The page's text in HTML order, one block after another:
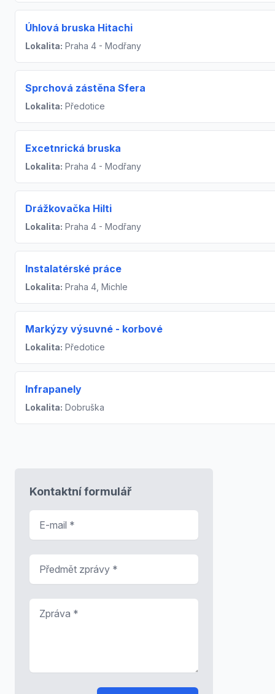
Úhlová bruska Hitachi
Lokalita: Praha 4 - Modřany
Sprchová zástěna Sfera
Lokalita: Předotice
Excetnrická bruska
Lokalita: Praha 4 - Modřany
Drážkovačka Hilti
Lokalita: Praha 4 - Modřany
Instalatérské práce
Lokalita: Praha 4, Michle
Markýzy výsuvné - korbové
Lokalita: Předotice
Infrapanely
Lokalita: Dobruška
Kontaktní formulář